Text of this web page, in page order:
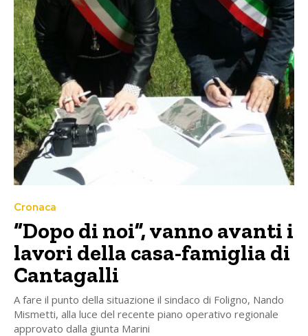
Cronaca
“Dopo di noi”, vanno avanti i
lavori della casa-famiglia di
Cantagalli
A fare il punto della situazione il sindaco di Foligno, Nando
Mismetti, alla luce del recente piano operativo regionale
approvato dalla giunta Marini